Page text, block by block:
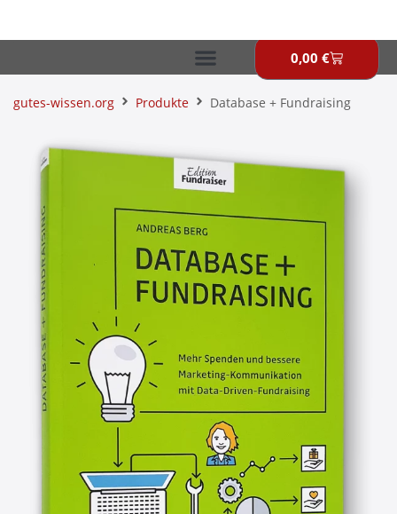
0,00 €
gutes-wissen.org Produkte Database + Fundraising